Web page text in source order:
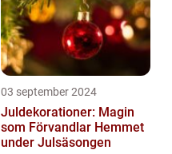
03 september 2024
Juldekorationer: Magin
som Förvandlar Hemmet
under Julsäsongen